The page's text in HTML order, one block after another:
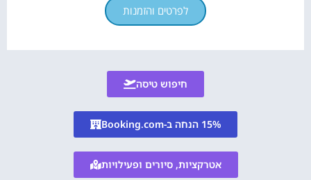
לפרטים והזמנות
חיפוש טיסה
15% הנחה ב-Booking.com
אטרקציות, סיורים ופעילויות